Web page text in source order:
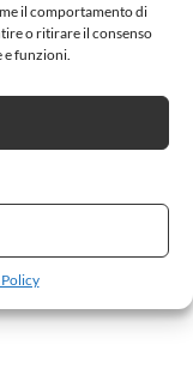
il comportamento di
o ritirare il consenso
funzioni.
70mm f/2.8 Di
2019
base sulla
2018